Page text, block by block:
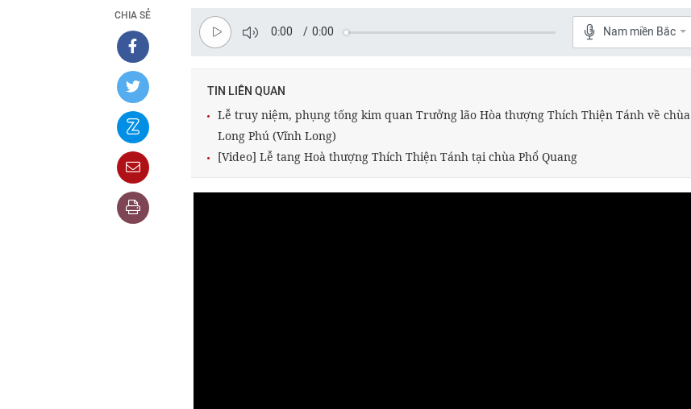
CHIA SẺ
0:00 / 0:00 Nam miền Bắc
TIN LIÊN QUAN
Lễ truy niệm, phụng tống kim quan Trưởng lão Hòa thượng Thích Thiện Tánh về chùa
Long Phú (Vĩnh Long)
[Video] Lễ tang Hoà thượng Thích Thiện Tánh tại chùa Phổ Quang